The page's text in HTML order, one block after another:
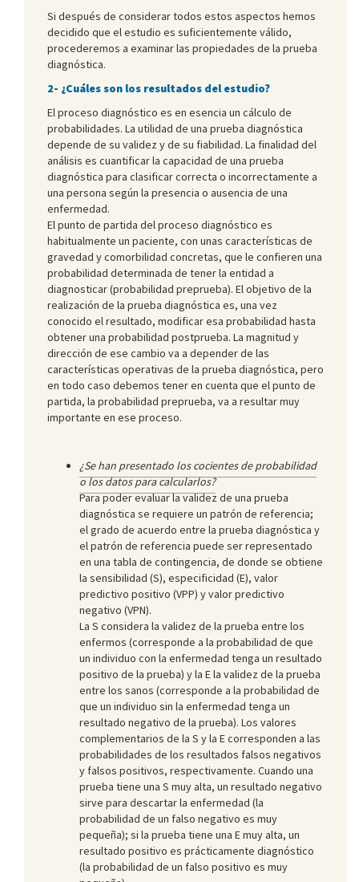
Si después de considerar todos estos aspectos hemos
decidido que el estudio es suficientemente válido,
procederemos a examinar las propiedades de la prueba
diagnóstica.
2- ¿Cuáles son los resultados del estudio?
El proceso diagnóstico es en esencia un cálculo de
probabilidades. La utilidad de una prueba diagnóstica
depende de su validez y de su fiabilidad. La finalidad del
análisis es cuantificar la capacidad de una prueba
diagnóstica para clasificar correcta o incorrectamente a
una persona según la presencia o ausencia de una
enfermedad.
El punto de partida del proceso diagnóstico es
habitualmente un paciente, con unas características de
gravedad y comorbilidad concretas, que le confieren una
probabilidad determinada de tener la entidad a
diagnosticar (probabilidad preprueba). El objetivo de la
realización de la prueba diagnóstica es, una vez
conocido el resultado, modificar esa probabilidad hasta
obtener una probabilidad postprueba. La magnitud y
dirección de ese cambio va a depender de las
características operativas de la prueba diagnóstica, pero
en todo caso debemos tener en cuenta que el punto de
partida, la probabilidad preprueba, va a resultar muy
importante en ese proceso.
¿Se han presentado los cocientes de probabilidad
o los datos para calcularlos?
Para poder evaluar la validez de una prueba
diagnóstica se requiere un patrón de referencia;
el grado de acuerdo entre la prueba diagnóstica y
el patrón de referencia puede ser representado
en una tabla de contingencia, de donde se obtiene
la sensibilidad (S), especificidad (E), valor
predictivo positivo (VPP) y valor predictivo
negativo (VPN).
La S considera la validez de la prueba entre los
enfermos (corresponde a la probabilidad de que
un individuo con la enfermedad tenga un resultado
positivo de la prueba) y la E la validez de la prueba
entre los sanos (corresponde a la probabilidad de
que un individuo sin la enfermedad tenga un
resultado negativo de la prueba). Los valores
complementarios de la S y la E corresponden a las
probabilidades de los resultados falsos negativos
y falsos positivos, respectivamente. Cuando una
prueba tiene una S muy alta, un resultado negativo
sirve para descartar la enfermedad (la
probabilidad de un falso negativo es muy
pequeña); si la prueba tiene una E muy alta, un
resultado positivo es prácticamente diagnóstico
(la probabilidad de un falso positivo es muy